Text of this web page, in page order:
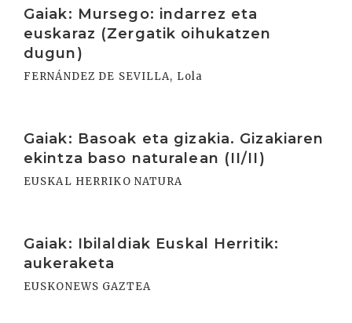
Gaiak: Mursego: indarrez eta
euskaraz (Zergatik oihukatzen
dugun)
FERNÁNDEZ DE SEVILLA, Lola
Gaiak: Basoak eta gizakia. Gizakiaren
ekintza baso naturalean (II/II)
EUSKAL HERRIKO NATURA
Gaiak: Ibilaldiak Euskal Herritik:
aukeraketa
EUSKONEWS GAZTEA